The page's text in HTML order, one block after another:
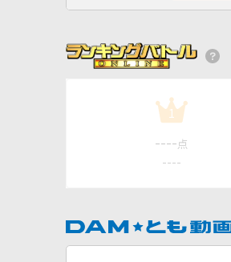
1
---- 点
----